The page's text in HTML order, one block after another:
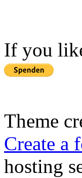
If you
Theme
Create a
hosting